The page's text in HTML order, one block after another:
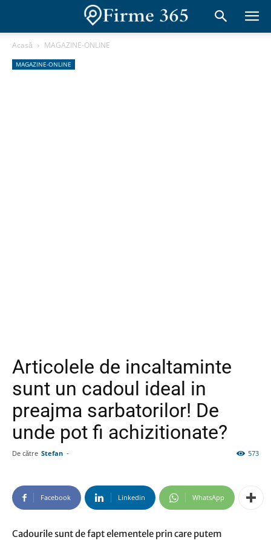
Acasă MAGAZINE-ONLINE
MAGAZINE-ONLINE
Articolele de incaltaminte
sunt un cadoul ideal in
preajma sarbatorilor! De
unde pot fi achizitionate?
De către Stefan - 573
Facebook Linkedin WhatsApp
Cadourile sunt de fapt elementele prin care putem